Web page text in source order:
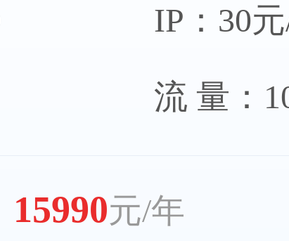
IP：30
流 量：
15990元/年